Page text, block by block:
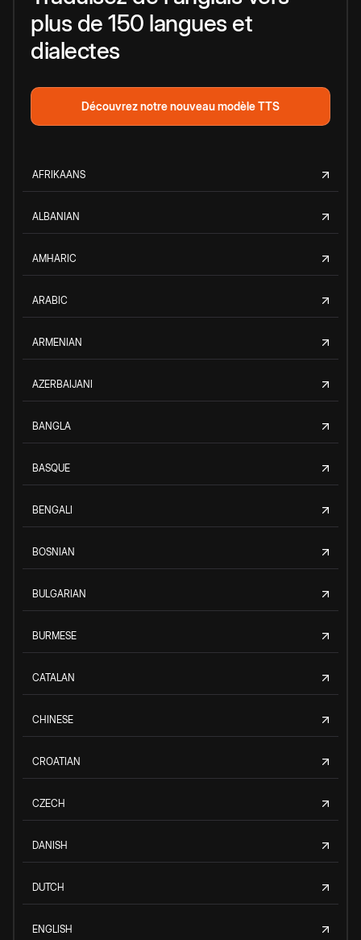
plus de 150 langues et
dialectes
Découvrez notre nouveau modèle TTS
AFRIKAANS
ALBANIAN
AMHARIC
ARABIC
ARMENIAN
AZERBAIJANI
BANGLA
BASQUE
BENGALI
BOSNIAN
BULGARIAN
BURMESE
CATALAN
CHINESE
CROATIAN
CZECH
DANISH
DUTCH
ENGLISH